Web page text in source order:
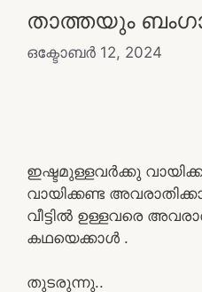
താത്തയും
ഒക്ടോബർ 12, 2024
ഇഷ്ടമുള്ളവർക്കു
വായിക്കണ്ട
വീട്ടിൽ ഉള്ളവരെ
കഥയെക്കാൾ .
തുടരുന്നു..